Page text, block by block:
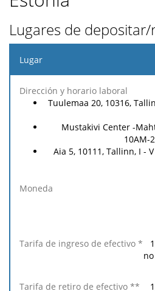
Lugares de
Lugar
Dirección
laboral
de
de
*
Tuulemaa 20, 10316,
Mustakivi Center -
10AM-
Aia 5, 10111, Tallinn, I -